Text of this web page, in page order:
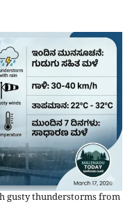
gusty thunderstorms from